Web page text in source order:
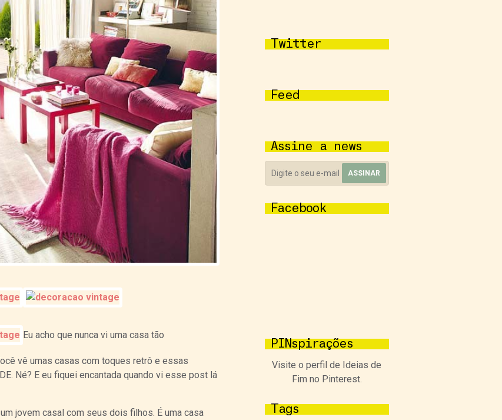
Eu acho que nunca vi uma casa tão
vê umas casas com toques retrô e essas
Né? E eu fiquei encantada quando vi esse post lá
jovem casal com seus dois filhos. É uma casa
Twitter
Feed
Assine a news
Facebook
PINspirações
Visite o perfil de Ideias de
Fim no Pinterest.
Tags